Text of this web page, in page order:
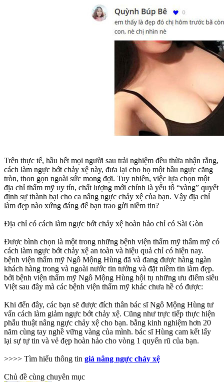
Trên thực tế, hầu hết mọi người sau trải nghiệm đều thừa nhận rằng,
cách làm ngực bớt chảy xệ này, đưa lại cho họ một bầu ngực căng
tròn, thon gọn ngoài sức mong đợi. Tuy nhiên, việc lựa chọn một
địa chỉ thẩm mỹ uy tín, chất lượng mới chính là yếu tố “vàng” quyết
định sự thành bại cho ca nâng ngực chảy xệ của bạn. Vậy địa chỉ
làm đẹp nào xứng đáng để bạn trao gửi niềm tin?
Địa chỉ có cách làm ngực bớt chảy xệ hoàn hảo chỉ có Sài Gòn
Được bình chọn là một trong những bệnh viện thẩm mỹ thẩm mỹ có
cách làm ngực bớt chảy xệ an toàn và hiệu quả chỉ có hiện nay.
bệnh viện thẩm mỹ Ngô Mộng Hùng đã và đang được hàng ngàn
khách hàng trong và ngoài nước tin tưởng và đặt niềm tin làm đẹp.
bởi bệnh viện thẩm mỹ Ngô Mộng Hùng hội tụ những ưu điểm siêu
Việt sau đây mà các bệnh viện thẩm mỹ khác chưa hề có được:
Khi đến đây, các bạn sẽ được đích thân bác sĩ Ngô Mộng Hùng tư
vấn cách làm giảm ngực bớt chảy xệ. Cũng như trực tiếp thực hiện
phẫu thuật nâng ngực chảy xệ cho bạn. bằng kinh nghiệm hơn 20
năm cùng tay nghề vững vàng của mình. bác sĩ Hùng cam kết lấy
lại sự tự tin và vẻ đẹp hoàn hảo cho vòng 1 quyến rũ của bạn.
>>>> Tìm hiểu thông tin giá nâng ngực chảy xệ
Chủ đề cùng chuyên mục